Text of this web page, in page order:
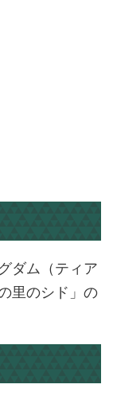
ダム（ティア
里のシド」の